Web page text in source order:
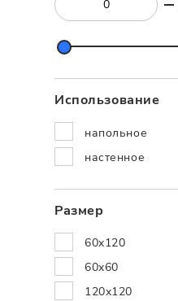
Для кухни
Все
Посмотреть
Использование
напольное
настенное
Размер
60x120
60x60
120x120